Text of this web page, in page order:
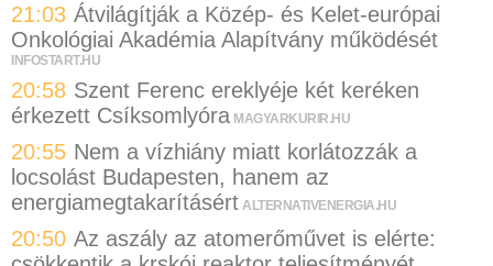
21:03 Átvilágítják a Közép- és Kelet-európai
Onkológiai Akadémia Alapítvány működését
INFOSTART.HU
20:58 Szent Ferenc ereklyéje két keréken
érkezett Csíksomlyóra MAGYARKURIR.HU
20:55 Nem a vízhiány miatt korlátozzák a
locsolást Budapesten, hanem az
energiamegtakarításért ALTERNATIVENERGIA.HU
20:50 Az aszály az atomerőművet is elérte: